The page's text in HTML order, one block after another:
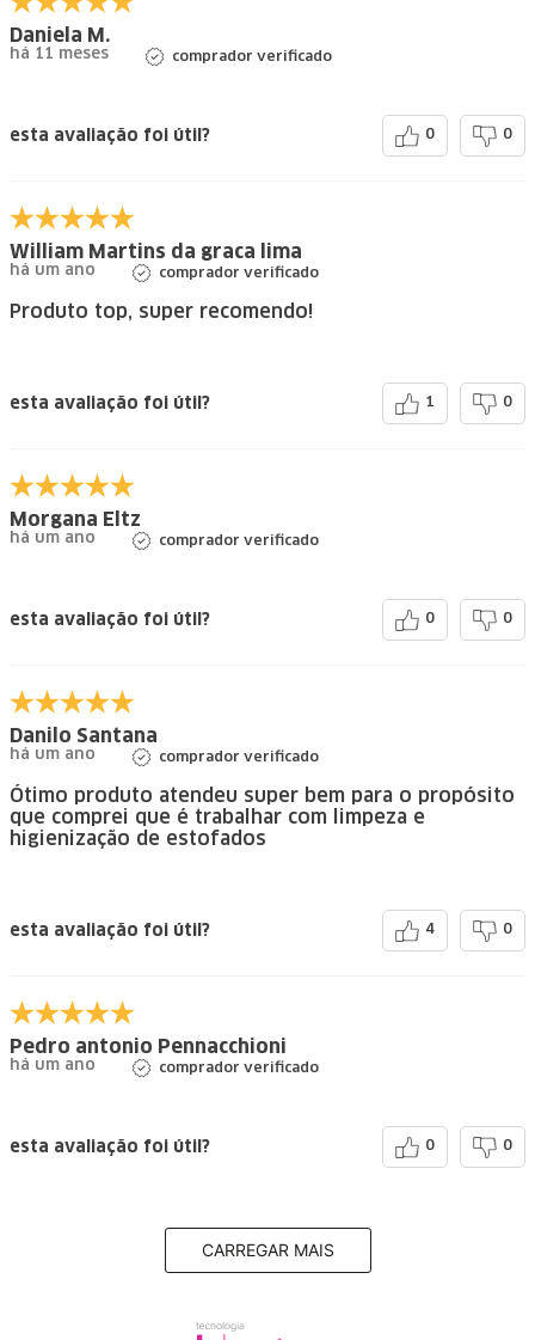
Daniela M.
há 11 meses comprador verificado
esta avaliação foi útil? 0 0
William Martins da graca lima
há um ano comprador verificado
Produto top, super recomendo!
esta avaliação foi útil? 1 0
Morgana Eltz
há um ano comprador verificado
esta avaliação foi útil? 0 0
Danilo Santana
há um ano comprador verificado
Ótimo produto atendeu super bem para o propósito
que comprei que é trabalhar com limpeza e
higienização de estofados
esta avaliação foi útil? 4 0
Pedro antonio Pennacchioni
há um ano comprador verificado
esta avaliação foi útil? 0 0
CARREGAR MAIS